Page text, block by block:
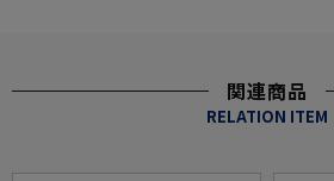
関連商品
RELATION ITEM